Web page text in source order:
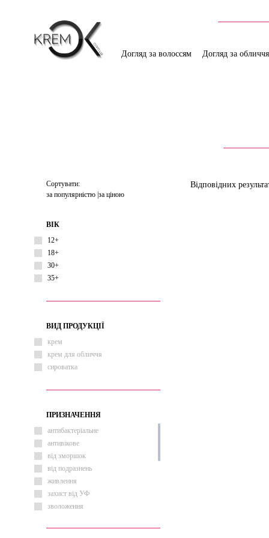
Догляд за волоссям Догляд за
Сортувати:
за популярністю за ціною
ВІК
12+
18+
30+
35+
ВИД ПРОДУКЦІЇ
крем
крем для обличчя
сироватка
ПРИЗНАЧЕННЯ
антибактеріальне
антивікове
від зморшок
від подразнень
живлення
захист від УФ
зволоження
Відповідних